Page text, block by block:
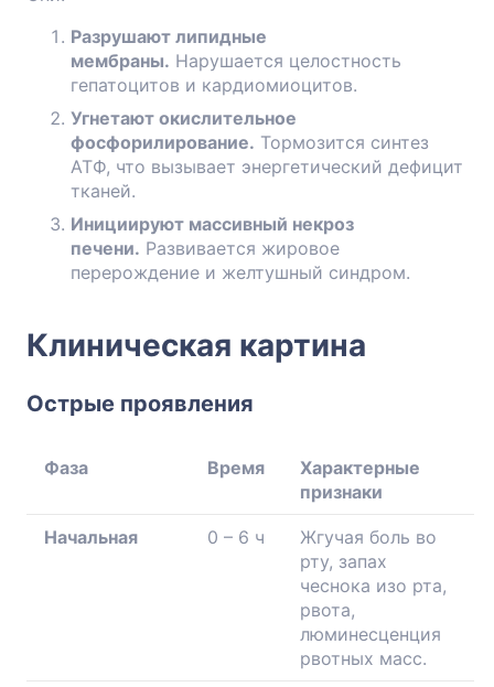
Разрушают липидные
мембраны. Нарушается целостность
гепатоцитов и кардиомиоцитов.
Угнетают окислительное
фосфорилирование. Тормозится синтез
АТФ, что вызывает энергетический дефицит
тканей.
Инициируют массивный некроз
печени. Развивается жировое
перерождение и желтушный синдром.
Клиническая картина
Острые проявления
Фаза Время
Характерные
признаки
Начальная 0 – 6 ч
Жгучая боль во
рту, запах
чеснока изо рта,
рвота,
люминесценция
рвотных масс.